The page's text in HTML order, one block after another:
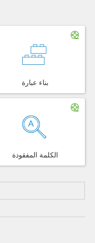
بناء عبارة
الكلمة المفقودة